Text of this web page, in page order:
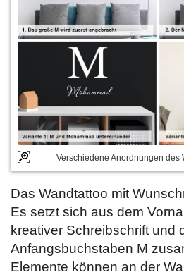
Verschiedene Anordnungen des
Das Wandtattoo mit
Es setzt sich aus dem
kreativer Schreibschrift und
Anfangsbuchstaben M
Elemente können an der